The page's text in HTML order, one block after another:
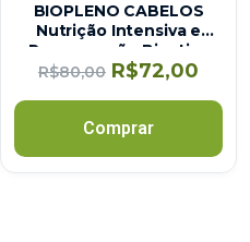
BIOPLENO CABELOS
Nutrição Intensiva e
Recuperação Bioativa
dos Cabelos
R$80,00 R$72,00
Comprar